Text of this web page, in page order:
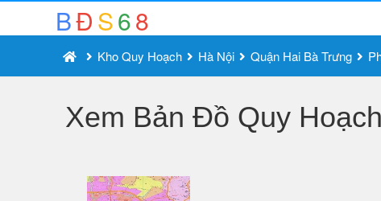
BĐS68
Kho Quy Hoạch Hà Nội Quận Hai Bà Trưng
Xem Bản Đồ Quy